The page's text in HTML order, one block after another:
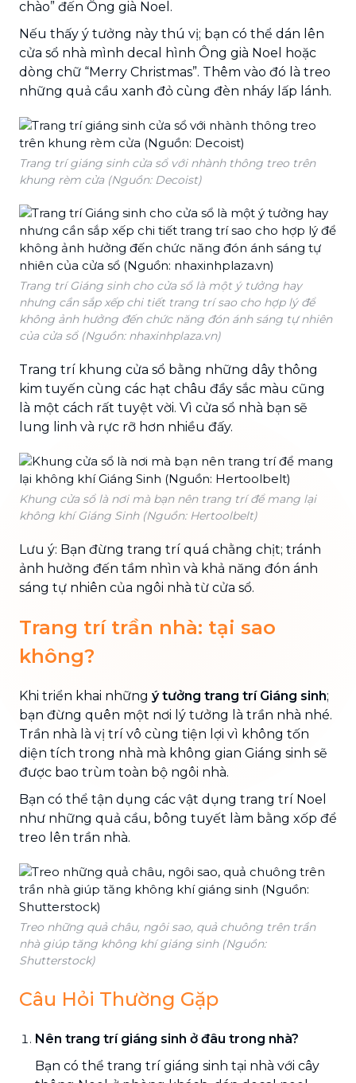
chào” đến Ông già Noel.
Nếu thấy ý tưởng này thú vị; bạn có thể dán lên
cửa sổ nhà mình decal hình Ông già Noel hoặc
dòng chữ “Merry Christmas”. Thêm vào đó là treo
những quả cầu xanh đỏ cùng đèn nháy lấp lánh.
Trang trí giáng sinh cửa sổ với nhành thông treo trên
khung rèm cửa (Nguồn: Decoist)
Trang trí Giáng sinh cho cửa sổ là một ý tưởng hay
nhưng cần sắp xếp chi tiết trang trí sao cho hợp lý để
không ảnh hưởng đến chức năng đón ánh sáng tự nhiên
của cửa sổ (Nguồn: nhaxinhplaza.vn)
Trang trí khung cửa sổ bằng những dây thông
kim tuyến cùng các hạt châu đầy sắc màu cũng
là một cách rất tuyệt vời. Vì cửa sổ nhà bạn sẽ
lung linh và rực rỡ hơn nhiều đấy.
Khung cửa sổ là nơi mà bạn nên trang trí để mang lại
không khí Giáng Sinh (Nguồn: Hertoolbelt)
Lưu ý: Bạn đừng trang trí quá chằng chịt; tránh
ảnh hưởng đến tầm nhìn và khả năng đón ánh
sáng tự nhiên của ngôi nhà từ cửa sổ.
Trang trí trần nhà: tại sao
không?
Khi triển khai những ý tưởng trang trí Giáng sinh;
bạn đừng quên một nơi lý tưởng là trần nhà nhé.
Trần nhà là vị trí vô cùng tiện lợi vì không tốn
diện tích trong nhà mà không gian Giáng sinh sẽ
được bao trùm toàn bộ ngôi nhà.
Bạn có thể tận dụng các vật dụng trang trí Noel
như những quả cầu, bông tuyết làm bằng xốp để
treo lên trần nhà.
Treo những quả châu, ngôi sao, quả chuông trên trần
nhà giúp tăng không khí giáng sinh (Nguồn:
Shutterstock)
Câu Hỏi Thường Gặp
Nên trang trí giáng sinh ở đâu trong nhà?
Bạn có thể trang trí giáng sinh tại nhà với cây